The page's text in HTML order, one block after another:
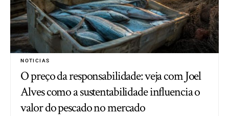
NOTICIAS
O preço da responsabilidade: veja com Joel
Alves como a sustentabilidade influencia o
valor do pescado no mercado